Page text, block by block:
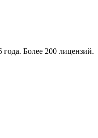
Более 200 лицензий.